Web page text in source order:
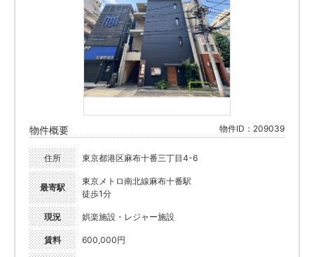
物件概要 物件ID：209039
住所 東京都港区麻布十番三丁目4-6
最寄駅
東京メトロ南北線麻布十番駅
徒歩1分
現況 娯楽施設・レジャー施設
賃料 600,000円